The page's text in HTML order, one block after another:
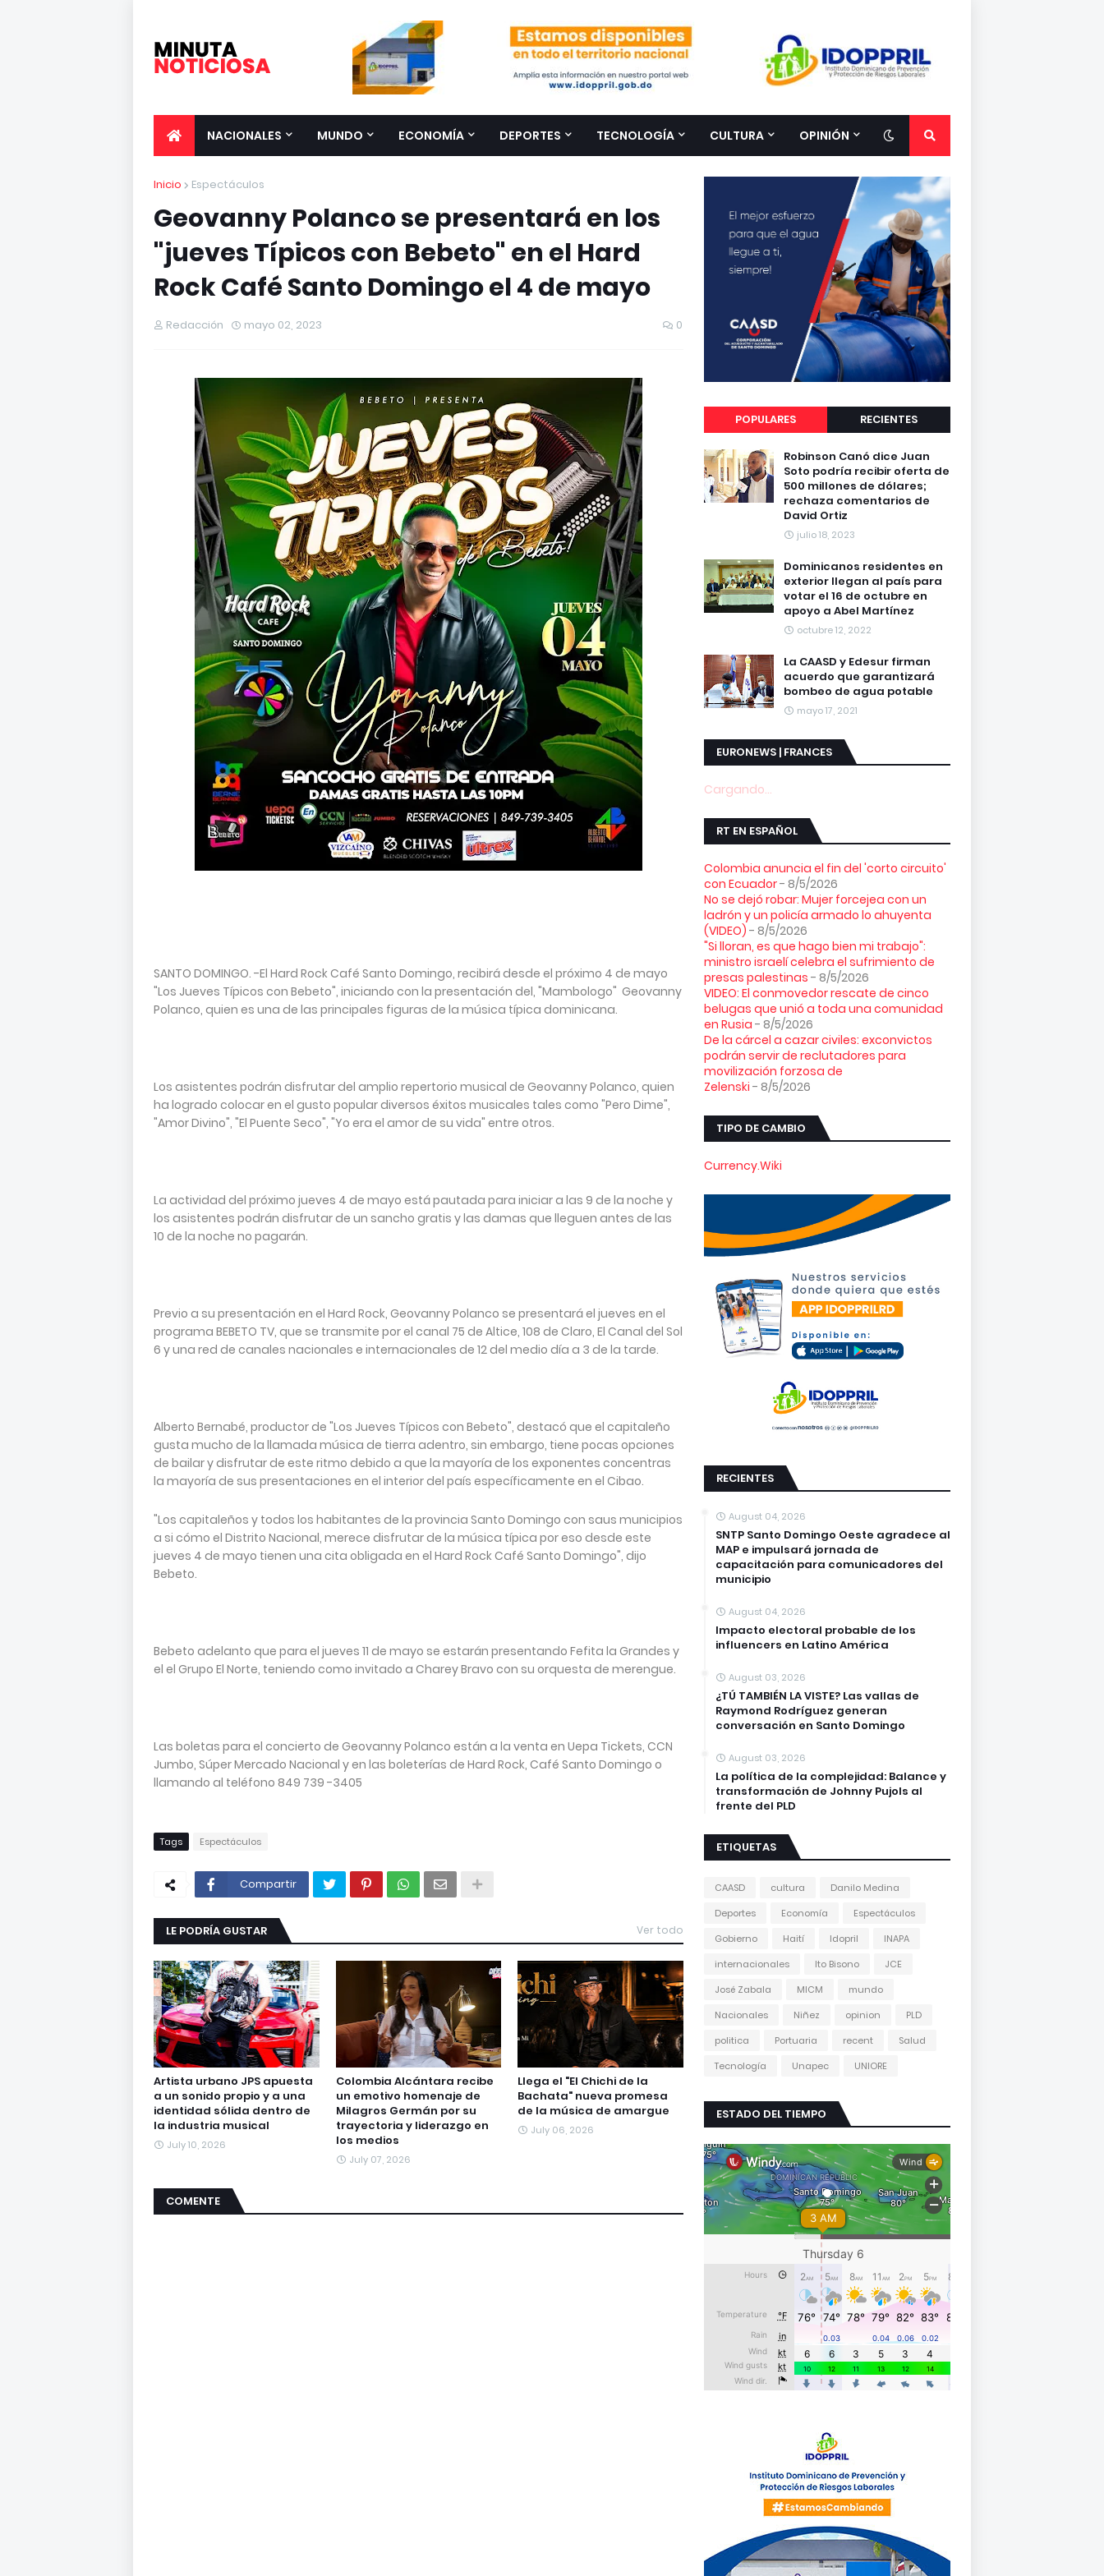
NACIONALES MUNDO ECONOMÍA DEPORTES TECNOLOGÍA CULTURA OPINIÓN
Inicio Espectáculos
Geovanny Polanco se presentará en los
"jueves Típicos con Bebeto" en el Hard
Rock Café Santo Domingo el 4 de mayo
Redacción mayo 02, 2023 0
SANTO DOMINGO. -El Hard Rock Café Santo Domingo, recibirá desde el próximo 4 de mayo
"Los Jueves Típicos con Bebeto", iniciando con la presentación del, "Mambologo" Geovanny
Polanco, quien es una de las principales figuras de la música típica dominicana.
Los asistentes podrán disfrutar del amplio repertorio musical de Geovanny Polanco, quien
ha logrado colocar en el gusto popular diversos éxitos musicales tales como "Pero Dime",
"Amor Divino", "El Puente Seco", "Yo era el amor de su vida" entre otros.
La actividad del próximo jueves 4 de mayo está pautada para iniciar a las 9 de la noche y
los asistentes podrán disfrutar de un sancho gratis y las damas que lleguen antes de las
10 de la noche no pagarán.
Previo a su presentación en el Hard Rock, Geovanny Polanco se presentará el jueves en el
programa BEBETO TV, que se transmite por el canal 75 de Altice, 108 de Claro, El Canal del Sol
6 y una red de canales nacionales e internacionales de 12 del medio día a 3 de la tarde.
Alberto Bernabé, productor de "Los Jueves Típicos con Bebeto", destacó que el capitaleño
gusta mucho de la llamada música de tierra adentro, sin embargo, tiene pocas opciones
de bailar y disfrutar de este ritmo debido a que la mayoría de los exponentes concentras
la mayoría de sus presentaciones en el interior del país específicamente en el Cibao.
"Los capitaleños y todos los habitantes de la provincia Santo Domingo con saus municipios
a si cómo el Distrito Nacional, merece disfrutar de la música típica por eso desde este
jueves 4 de mayo tienen una cita obligada en el Hard Rock Café Santo Domingo", dijo
Bebeto.
Bebeto adelanto que para el jueves 11 de mayo se estarán presentando Fefita la Grandes y
el el Grupo El Norte, teniendo como invitado a Charey Bravo con su orquesta de merengue.
Las boletas para el concierto de Geovanny Polanco están a la venta en Uepa Tickets, CCN
Jumbo, Súper Mercado Nacional y en las boleterías de Hard Rock, Café Santo Domingo o
llamando al teléfono 849 739 -3405
Tags Espectáculos
Compartir
LE PODRÍA GUSTAR Ver todo
Artista urbano JPS apuesta
a un sonido propio y a una
identidad sólida dentro de
la industria musical
July 10, 2026
Colombia Alcántara recibe
un emotivo homenaje de
Milagros Germán por su
trayectoria y liderazgo en
los medios
July 07, 2026
Llega el "El Chichi de la
Bachata" nueva promesa
de la música de amargue
July 06, 2026
COMENTE
POPULARES RECIENTES
Robinson Canó dice Juan
Soto podría recibir oferta de
500 millones de dólares;
rechaza comentarios de
David Ortiz
julio 18, 2023
Dominicanos residentes en
exterior llegan al país para
votar el 16 de octubre en
apoyo a Abel Martínez
octubre 12, 2022
La CAASD y Edesur firman
acuerdo que garantizará
bombeo de agua potable
mayo 17, 2021
EURONEWS | FRANCES
Cargando...
RT EN ESPAÑOL
Colombia anuncia el fin del 'corto circuito'
con Ecuador- 8/5/2026
No se dejó robar: Mujer forcejea con un
ladrón y un policía armado lo ahuyenta
(VIDEO) - 8/5/2026
"Si lloran, es que hago bien mi trabajo":
ministro israelí celebra el sufrimiento de
presas palestinas - 8/5/2026
VIDEO: El conmovedor rescate de cinco
belugas que unió a toda una comunidad
en Rusia - 8/5/2026
De la cárcel a cazar civiles: exconvictos
podrán servir de reclutadores para
movilización forzosa de
Zelenski - 8/5/2026
TIPO DE CAMBIO
Currency.Wiki
RECIENTES
August 04, 2026
SNTP Santo Domingo Oeste agradece al
MAP e impulsará jornada de
capacitación para comunicadores del
municipio
August 04, 2026
Impacto electoral probable de los
influencers en Latino América
August 03, 2026
¿TÚ TAMBIÉN LA VISTE? Las vallas de
Raymond Rodríguez generan
conversación en Santo Domingo
August 03, 2026
La política de la complejidad: Balance y
transformación de Johnny Pujols al
frente del PLD
ETIQUETAS
CAASD cultura
Danilo Medina
Deportes
Economía
Espectáculos
Gobierno
Haití Idopril
INAPA
internacionales
Ito Bisono
JCE
José Zabala
MICM
mundo
Nacionales
Niñez opinion
PLD
politica
Portuaria recent
Salud
Tecnología
Unapec UNIORE
ESTADO DEL TIEMPO